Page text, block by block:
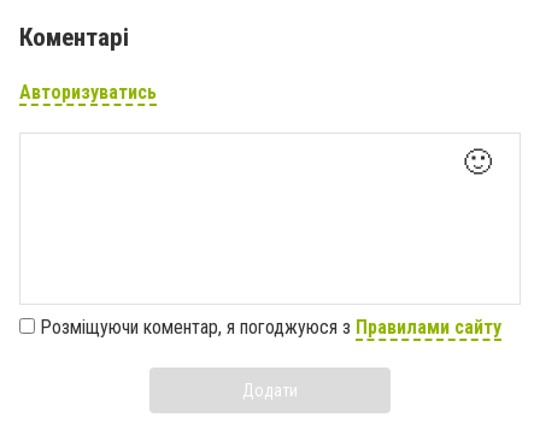
Коментарі
Авторизуватись
🙂
Розміщуючи коментар, я погоджуюся з Правилами сайту
Додати